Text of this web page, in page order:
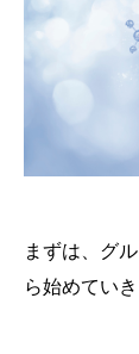
まずは、グ
ら始めていき